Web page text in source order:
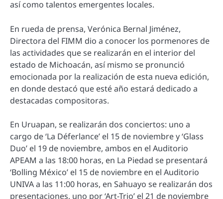
así como talentos emergentes locales.
En rueda de prensa, Verónica Bernal Jiménez,
Directora del FIMM dio a conocer los pormenores de
las actividades que se realizarán en el interior del
estado de Michoacán, así mismo se pronunció
emocionada por la realización de esta nueva edición,
en donde destacó que esté año estará dedicado a
destacadas compositoras.
En Uruapan, se realizarán dos conciertos: uno a
cargo de ‘La Déferlance’ el 15 de noviembre y ‘Glass
Duo’ el 19 de noviembre, ambos en el Auditorio
APEAM a las 18:00 horas, en La Piedad se presentará
‘Bolling México’ el 15 de noviembre en el Auditorio
UNIVA a las 11:00 horas, en Sahuayo se realizarán dos
presentaciones, uno por ‘Art-Trio’ el 21 de noviembre